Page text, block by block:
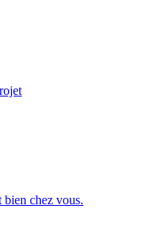
bien chez vous.